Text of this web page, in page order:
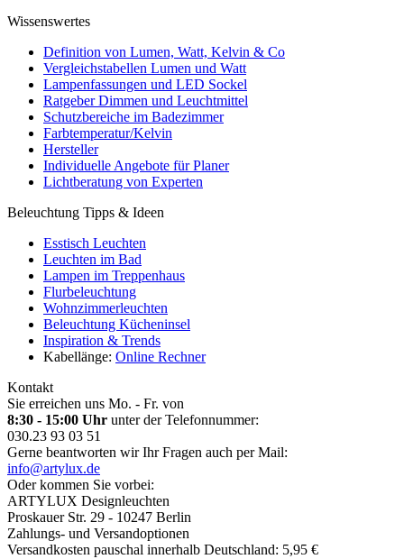
Wissenswertes
Definition von Lumen, Watt, Kelvin & Co
Vergleichstabellen Lumen und Watt
Lampenfassungen und LED Sockel
Ratgeber Dimmen und Leuchtmittel
Schutzbereiche im Badezimmer
Farbtemperatur/Kelvin
Hersteller
Individuelle Angebote für Planer
Lichtberatung von Experten
Beleuchtung Tipps & Ideen
Esstisch Leuchten
Leuchten im Bad
Lampen im Treppenhaus
Flurbeleuchtung
Wohnzimmerleuchten
Beleuchtung Kücheninsel
Inspiration & Trends
Kabellänge: Online Rechner
Kontakt
Sie erreichen uns Mo. - Fr. von
8:30 - 15:00 Uhr unter der Telefonnummer:
030.23 93 03 51
Gerne beantworten wir Ihr Fragen auch per Mail:
info@artylux.de
Oder kommen Sie vorbei:
ARTYLUX Designleuchten
Proskauer Str. 29 - 10247 Berlin
Zahlungs- und Versandoptionen
Versandkosten pauschal innerhalb Deutschland: 5,95 €